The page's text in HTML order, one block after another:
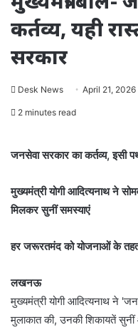
कर्तव्य, यही
सरकार
Desk News April 21, 2026
2 minutes read
जनसेवा सरकार का कर्तव्य, इसी
मुख्यमंत्री योगी आदित्यनाथ ने
मिलकर सुनीं समस्याएं
हर जरूरतमंद को योजनाओं के तहत
लखनऊ
मुख्यमंत्री योगी आदित्यनाथ ने
मुलाकात की, उनकी शिकायतें